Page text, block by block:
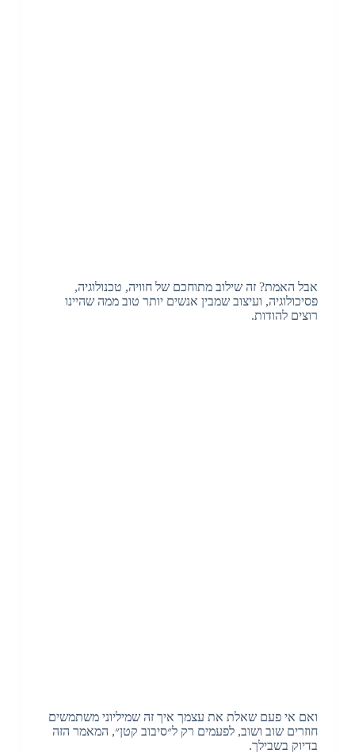
אבל האמת? זה שילוב מתוחכם של חוויה, טכנולוגיה,
פסיכולוגיה, ועיצוב שמבין אנשים יותר טוב ממה שהיינו
רוצים להודות.
ואם אי פעם שאלת את עצמך איך זה שמיליוני משתמשים
חוזרים שוב ושוב, לפעמים רק ל״סיבוב קטן״, המאמר הזה
בדיוק בשבילך.